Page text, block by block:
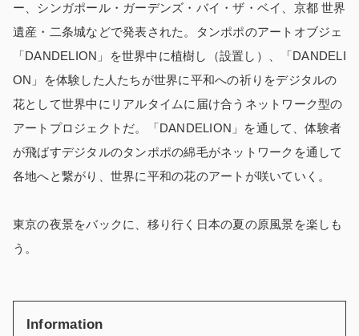
ー、シンガポール・ガーデンズ・バイ・ザ・ベイ、京都 世界
遺産・二条城などで発表された。タンポポのアートオブジェ
「DANDELION」を世界中に植樹し（設置し）、「DANDELI
ON」を体験した人たちが世界に平和への祈りをデジタルの
花として世界中にリアルタイムに届け合うネットワーク型の
アートプロジェクトだ。「DANDELION」を通して、体験者
が飛ばすデジタルのタンポポの綿毛がネットワークを通して
各地へと繋がり、世界に平和の花のアートが咲いていく。
東京の夜景をバックに、移り行く日本の夏の原風景を楽しも
う。
Information